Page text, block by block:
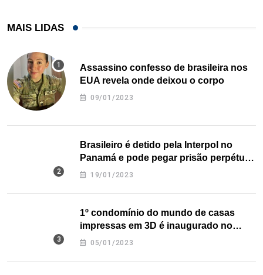
MAIS LIDAS
Assassino confesso de brasileira nos
EUA revela onde deixou o corpo
09/01/2023
Brasileiro é detido pela Interpol no
Panamá e pode pegar prisão perpétua
nos EUA
19/01/2023
1º condomínio do mundo de casas
impressas em 3D é inaugurado no
Texas
05/01/2023